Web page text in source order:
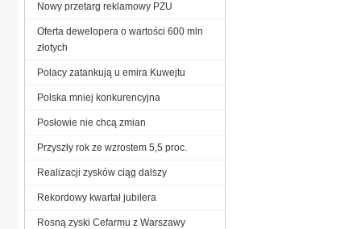
Nowy przetarg reklamowy PZU
Oferta dewelopera o wartości 600 mln
złotych
Polacy zatankują u emira Kuwejtu
Polska mniej konkurencyjna
Posłowie nie chcą zmian
Przyszły rok ze wzrostem 5,5 proc.
Realizacji zysków ciąg dalszy
Rekordowy kwartał jubilera
Rosną zyski Cefarmu z Warszawy